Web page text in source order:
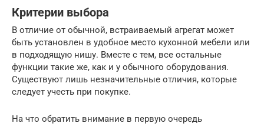
Критерии выбора
В отличие от обычной, встраиваемый агрегат может
быть установлен в удобное место кухонной мебели или
в подходящую нишу. Вместе с тем, все остальные
функции такие же, как и у обычного оборудования.
Существуют лишь незначительные отличия, которые
следует учесть при покупке.
На что обратить внимание в первую очередь